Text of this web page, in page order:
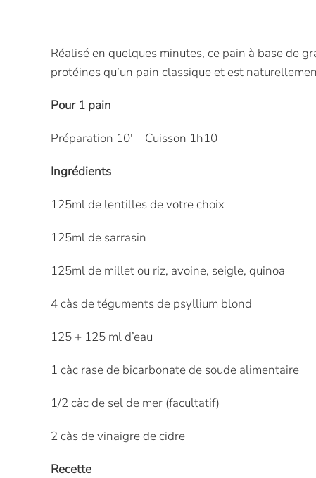
Réalisé en quelques minutes, ce pain à base de
protéines qu’un pain classique et est
Pour 1 pain
Préparation 10′ – Cuisson 1h10
Ingrédients
125ml de lentilles de votre choix
125ml de sarrasin
125ml de millet ou riz, avoine, seigle, quinoa
4 càs de téguments de psyllium blond
125 + 125 ml d’eau
1 càc rase de bicarbonate de soude alimentaire
1/2 càc de sel de mer (facultatif)
2 càs de vinaigre de cidre
Recette